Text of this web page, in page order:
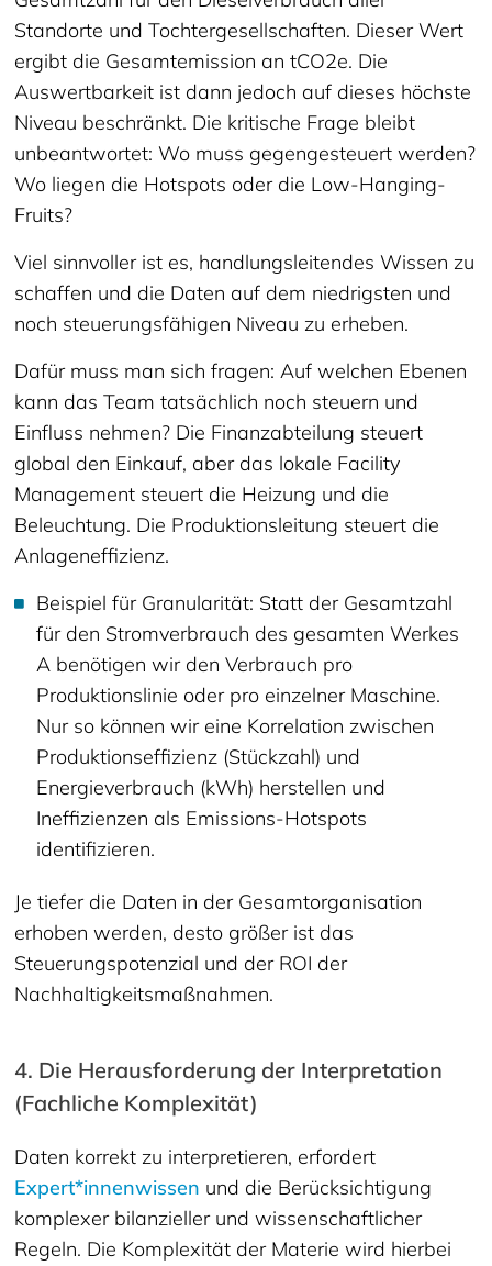
Standorte und Tochtergesellschaften. Dieser Wert
ergibt die Gesamtemission an tCO2e. Die
Auswertbarkeit ist dann jedoch auf dieses höchste
Niveau beschränkt. Die kritische Frage bleibt
unbeantwortet: Wo muss gegengesteuert werden?
Wo liegen die Hotspots oder die Low-Hanging-
Fruits?
Viel sinnvoller ist es, handlungsleitendes Wissen zu
schaffen und die Daten auf dem niedrigsten und
noch steuerungsfähigen Niveau zu erheben.
Dafür muss man sich fragen: Auf welchen Ebenen
kann das Team tatsächlich noch steuern und
Einfluss nehmen? Die Finanzabteilung steuert
global den Einkauf, aber das lokale Facility
Management steuert die Heizung und die
Beleuchtung. Die Produktionsleitung steuert die
Anlageneffizienz.
Beispiel für Granularität: Statt der Gesamtzahl
für den Stromverbrauch des gesamten Werkes
A benötigen wir den Verbrauch pro
Produktionslinie oder pro einzelner Maschine.
Nur so können wir eine Korrelation zwischen
Produktionseffizienz (Stückzahl) und
Energieverbrauch (kWh) herstellen und
Ineffizienzen als Emissions-Hotspots
identifizieren.
Je tiefer die Daten in der Gesamtorganisation
erhoben werden, desto größer ist das
Steuerungspotenzial und der ROI der
Nachhaltigkeitsmaßnahmen.
4. Die Herausforderung der Interpretation
(Fachliche Komplexität)
Daten korrekt zu interpretieren, erfordert
Expert*innenwissen und die Berücksichtigung
komplexer bilanzieller und wissenschaftlicher
Regeln. Die Komplexität der Materie wird hierbei